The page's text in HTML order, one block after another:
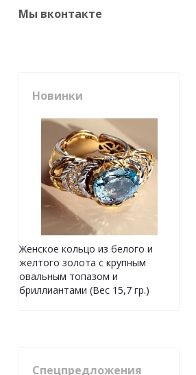
Мы вконтакте
Новинки
Женское кольцо из белого и
желтого золота с крупным
овальным топазом и
бриллиантами (Вес 15,7 гр.)
Спецпредложения